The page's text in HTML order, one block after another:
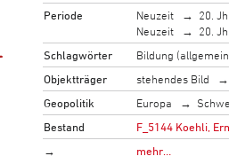
Periode
Neuzeit 20. Jh.
Neuzeit
20. Jh.
Schlagwörter
Bildung
Objektträger
stehendes Bild
Geopolitik
Europa
Bestand
F_5144 Koehli,
→
mehr…